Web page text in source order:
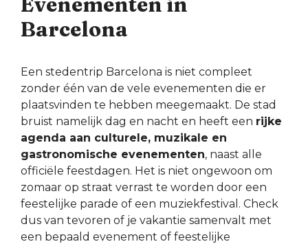
Barcelona
Een stedentrip Barcelona is niet compleet
zonder één van de vele evenementen die er
plaatsvinden te hebben meegemaakt. De stad
bruist namelijk dag en nacht en heeft een rijke
agenda aan culturele, muzikale en
gastronomische evenementen, naast alle
officiële feestdagen. Het is niet ongewoon om
zomaar op straat verrast te worden door een
feestelijke parade of een muziekfestival. Check
dus van tevoren of je vakantie samenvalt met
een bepaald evenement of feestelijke